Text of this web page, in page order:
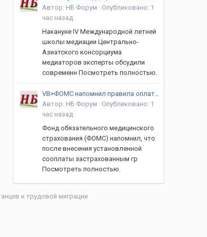
Автор: НБ Форум · Опубликовано: 1
час назад
Накануне IV Международной летней
школы медиации Центрально-
Азиатского консорциума
медиаторов эксперты обсудили
современн Посмотреть полностью.
VB>ФОМС напомнил правила оплаты при плановой госпитализации
Автор: НБ Форум · Опубликовано: 1
час назад
Фонд обязательного медицинского
страхования (ФОМС) напомнил, что
после внесения установленной
сооплаты застрахованным гр
Посмотреть полностью.
к трудовой миграции